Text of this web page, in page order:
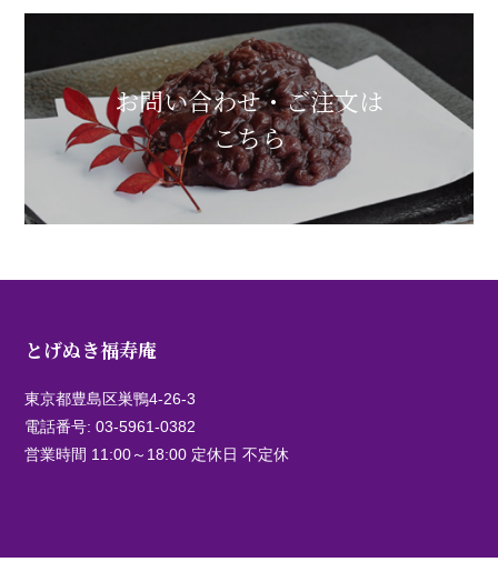
お問い合わせ・ご注文は
こちら
とげぬき福寿庵
東京都豊島区巣鴨4-26-3
電話番号:03-5961-0382
営業時間 11:00～18:00 定休日 不定休